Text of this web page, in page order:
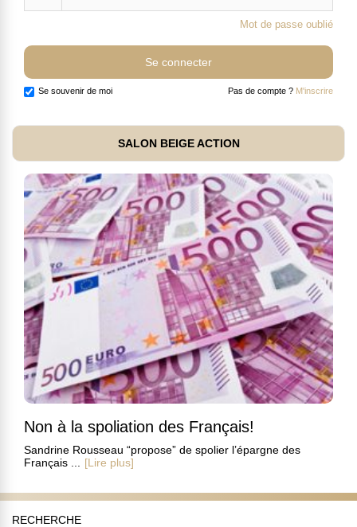
Mot de passe oublié
Se souvenir de moi Pas de compte ? M'inscrire
SALON BEIGE ACTION
Non à la spoliation des Français!
Sandrine Rousseau “propose” de spolier l’épargne des
Français ...
[Lire plus]
RECHERCHE